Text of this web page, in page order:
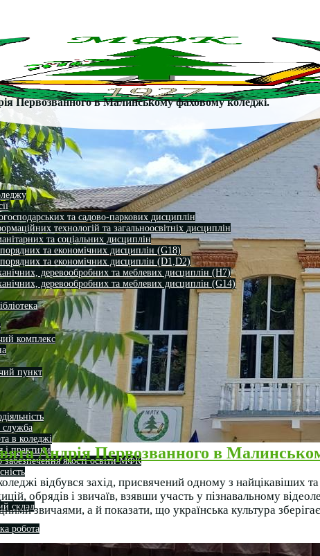
та садово-паркових дисциплін
технологій та загальноосвітніх дисциплін
та соціальних дисциплін
та економічних дисциплін (G18)
та економічних дисциплін (D1,D2)
деревообробних та меблевих дисциплін (H7)
деревообробних та меблевих дисциплін (G14)
комплекс
пункт
служба
в коледжі
і практики
якості освіти МФК
склад
робота
Первозванного в Малинському фаховому коледжі.
Андрія Первозванного в
відбувся захід, присвячений одному з
обрядів і звичаїв, взявши участь у пізнавальному
звичаями, а й показати, що українська культура